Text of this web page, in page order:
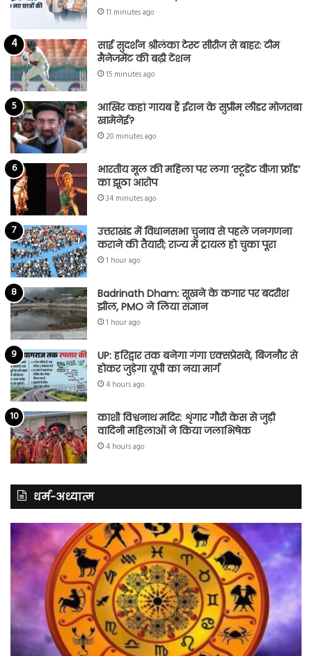
11 minutes ago
साई सुदर्शन श्रीलंका टेस्ट सीरीज से बाहर: टीम
मैनेजमेंट की बढ़ी टेंशन
15 minutes ago
आखिर कहां गायब हैं ईरान के सुप्रीम लीडर मोजतबा
खामेनेई?
20 minutes ago
भारतीय मूल की महिला पर लगा ‘स्टूडेंट वीजा फ्रॉड’
का झूठा आरोप
34 minutes ago
उत्तराखंड में विधानसभा चुनाव से पहले जनगणना
कराने की तैयारी; राज्य में ट्रायल हो चुका पूरा
1 hour ago
Badrinath Dham: सूखने के कगार पर बदरीश
झील, PMO ने लिया संज्ञान
1 hour ago
UP: हरिद्वार तक बनेगा गंगा एक्सप्रेसवे, बिजनौर से
होकर जुड़ेगा यूपी का नया मार्ग
4 hours ago
काशी विश्वनाथ मदिर: शृंगार गौरी केस से जुड़ी
वादिनी महिलाओं ने किया जलाभिषेक
4 hours ago
धर्म-अध्यात्म